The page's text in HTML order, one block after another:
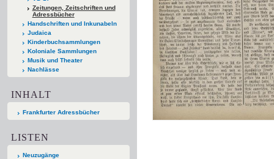
Zeitungen, Zeitschriften und
Adressbücher
Handschriften und Inkunabeln
Judaica
Kinderbuchsammlungen
Koloniale Sammlungen
Musik und Theater
Nachlässe
INHALT
Frankfurter Adressbücher
LISTEN
Neuzugänge